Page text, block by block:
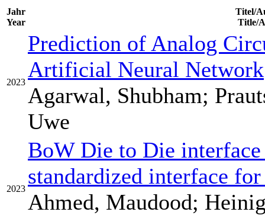
Jahr
Year
Titel/
Title/
2023
Prediction of Analog
Artificial Neural Network
Agarwal, Shubham;
Uwe
2023
BoW Die to Die
standardized interface
Ahmed, Maudood;